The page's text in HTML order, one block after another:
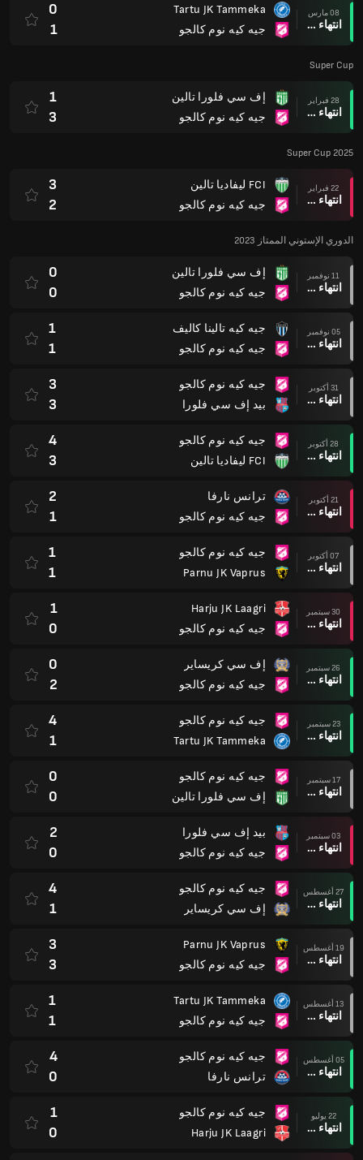
08 مارس
انتهاء وقت المباراة
Tartu JK Tammeka
جيه كيه نوم كالجو
0
1
Super Cup
28 فبراير
انتهاء وقت المباراة
إف سي فلورا تالين
جيه كيه نوم كالجو
1
3
Super Cup 2025
22 فبراير
انتهاء وقت المباراة
FCI ليفاديا تالين
جيه كيه نوم كالجو
3
2
الدوري الإستوني الممتاز 2023
11 نوفمبر
انتهاء وقت المباراة
إف سي فلورا تالين
جيه كيه نوم كالجو
0
0
05 نوفمبر
انتهاء وقت المباراة
جيه كيه تالينا كاليف
جيه كيه نوم كالجو
1
1
31 أكتوبر
انتهاء وقت المباراة
جيه كيه نوم كالجو
بيد إف سي فلورا
3
3
28 أكتوبر
انتهاء وقت المباراة
جيه كيه نوم كالجو
FCI ليفاديا تالين
4
3
21 أكتوبر
انتهاء وقت المباراة
ترانس نارفا
جيه كيه نوم كالجو
2
1
07 أكتوبر
انتهاء وقت المباراة
جيه كيه نوم كالجو
Parnu JK Vaprus
1
1
30 سبتمبر
انتهاء وقت المباراة
Harju JK Laagri
جيه كيه نوم كالجو
1
0
26 سبتمبر
انتهاء وقت المباراة
إف سي كريساير
جيه كيه نوم كالجو
0
2
23 سبتمبر
انتهاء وقت المباراة
جيه كيه نوم كالجو
Tartu JK Tammeka
4
1
17 سبتمبر
انتهاء وقت المباراة
جيه كيه نوم كالجو
إف سي فلورا تالين
0
0
03 سبتمبر
انتهاء وقت المباراة
بيد إف سي فلورا
جيه كيه نوم كالجو
2
0
27 أغسطس
انتهاء وقت المباراة
جيه كيه نوم كالجو
إف سي كريساير
4
1
19 أغسطس
انتهاء وقت المباراة
Parnu JK Vaprus
جيه كيه نوم كالجو
3
3
13 أغسطس
انتهاء وقت المباراة
Tartu JK Tammeka
جيه كيه نوم كالجو
1
1
05 أغسطس
انتهاء وقت المباراة
جيه كيه نوم كالجو
ترانس نارفا
4
0
22 يوليو
انتهاء وقت المباراة
جيه كيه نوم كالجو
Harju JK Laagri
1
0